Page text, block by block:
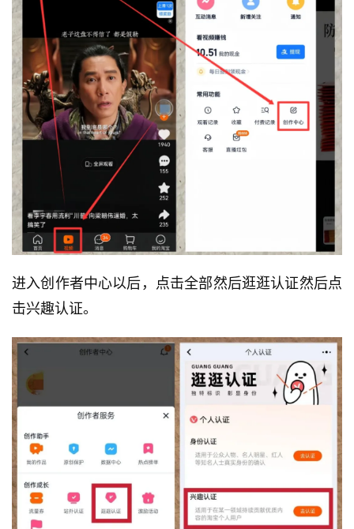
进入创作者中心以后，点击全部然后逛逛认证然后点
击兴趣认证。